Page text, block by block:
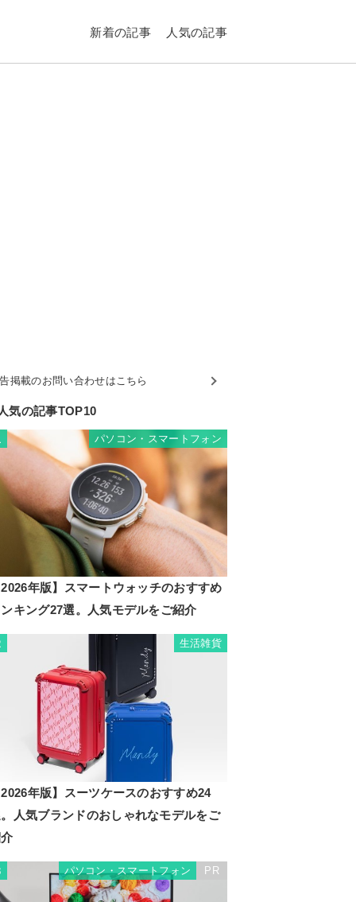
新着の記事 人気の記事
掲載のお問い合わせはこちら
気の記事TOP10
パソコン・スマートフォン
年版】スマートウォッチのおすすめ
キング27選。人気モデルをご紹介
生活雑貨
年版】スーツケースのおすすめ24
人気ブランドのおしゃれなモデルをご
パソコン・スマートフォン PR